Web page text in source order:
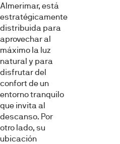
Almerimar, está
estratégicamente
distribuida para
aprovechar al
máximo la luz
natural y para
disfrutar del
confort de un
entorno tranquilo
que invita al
descanso. Por
otro lado, su
ubicación